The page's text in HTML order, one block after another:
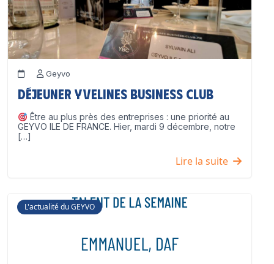
Geyvo
Déjeuner Yvelines Business Club
Être au plus près des entreprises : une priorité au
GEYVO ILE DE FRANCE. Hier, mardi 9 décembre, notre
[…]
Lire la suite
L'actualité du GEYVO